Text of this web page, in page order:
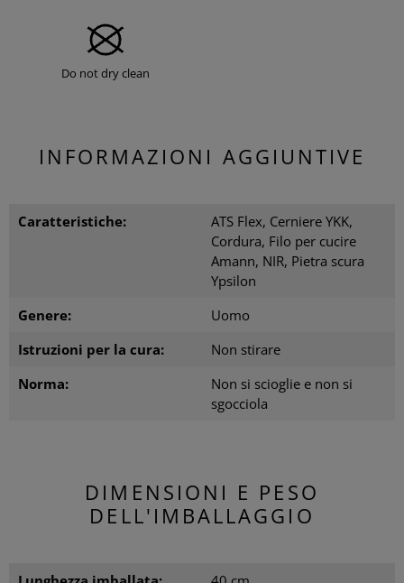
Do not dry clean
INFORMAZIONI AGGIUNTIVE
Caratteristiche:
ATS Flex, Cerniere YKK,
Cordura, Filo per cucire
Amann, NIR, Pietra scura
Ypsilon
Genere:
Uomo
Istruzioni per la cura:
Non stirare
Norma:
Non si scioglie e non si
sgocciola
DIMENSIONI E PESO
DELL'IMBALLAGGIO